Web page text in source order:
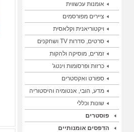
אומנות עכשווית
ציירים מפורסמים
ויקטוריאנית וקלאסית
סרטים, סדרות TV ושחקנים
זמרים, מוסיקה ולהקות
כרזות ופרסומות וינטג'
ספורט ואקסטרים
מדע, הובי, אנטומיה והיסטוריה
שונות וכללי
פוסטרים
הדפסים אומנותיים